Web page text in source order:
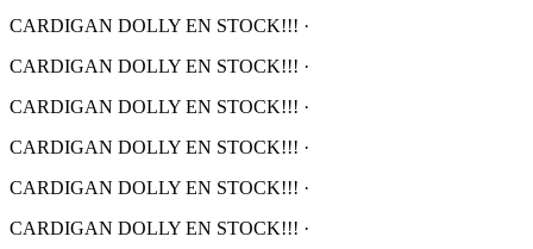
CARDIGAN DOLLY EN STOCK!!! ·
CARDIGAN DOLLY EN STOCK!!! ·
CARDIGAN DOLLY EN STOCK!!! ·
CARDIGAN DOLLY EN STOCK!!! ·
CARDIGAN DOLLY EN STOCK!!! ·
CARDIGAN DOLLY EN STOCK!!! ·